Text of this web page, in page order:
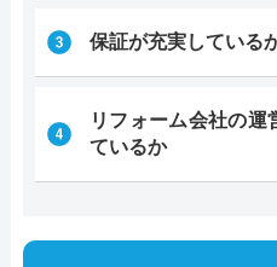
保証が充実している
リフォーム会社の運
ているか